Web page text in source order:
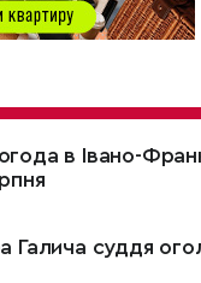
в Івано-
Галича суддя